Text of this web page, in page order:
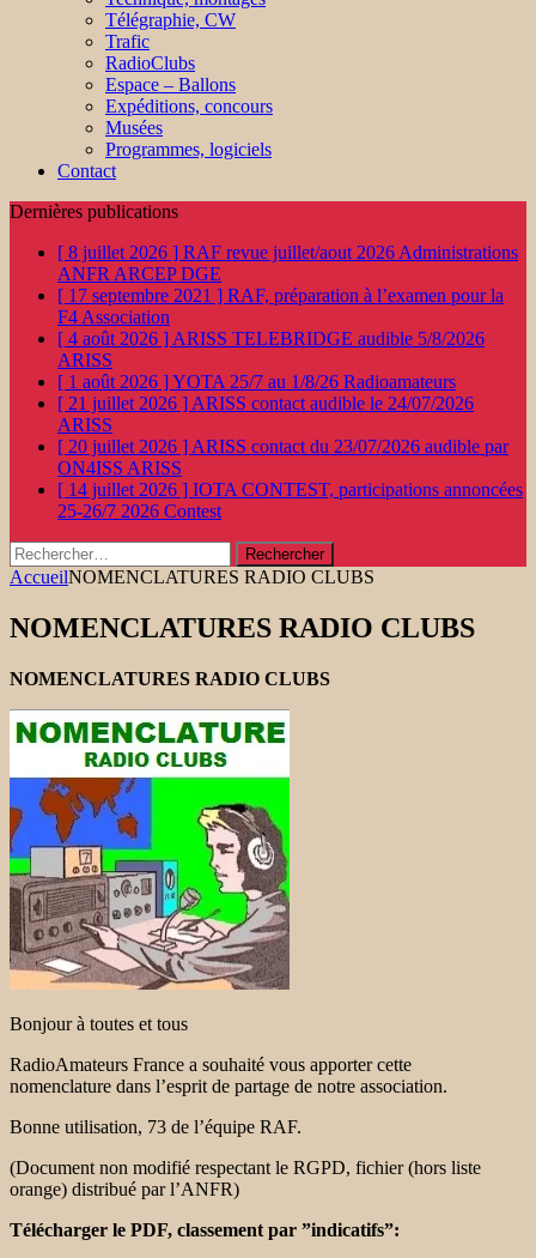
Télégraphie, CW
Trafic
RadioClubs
Espace – Ballons
Expéditions, concours
Musées
Programmes, logiciels
Contact
Dernières publications
[ 8 juillet 2026 ] RAF revue juillet/aout 2026 Administrations
ANFR ARCEP DGE
[ 17 septembre 2021 ] RAF, préparation à l’examen pour la
F4 Association
[ 4 août 2026 ] ARISS TELEBRIDGE audible 5/8/2026
ARISS
[ 1 août 2026 ]YOTA 25/7 au 1/8/26 Radioamateurs
[ 21 juillet 2026 ] ARISS contact audible le 24/07/2026
ARISS
[ 20 juillet 2026 ] ARISS contact du 23/07/2026 audible par
ON4ISS ARISS
[ 14 juillet 2026 ] IOTA CONTEST, participations annoncées
25-26/7 2026 Contest
Rechercher :
AccueilNOMENCLATURES RADIO CLUBS
NOMENCLATURES RADIO CLUBS
NOMENCLATURES RADIO CLUBS
Bonjour à toutes et tous
RadioAmateurs France a souhaité vous apporter cette
nomenclature dans l’esprit de partage de notre association.
Bonne utilisation, 73 de l’équipe RAF.
(Document non modifié respectant le RGPD, fichier (hors liste
orange) distribué par l’ANFR)
Télécharger le PDF, classement par ”indicatifs”: